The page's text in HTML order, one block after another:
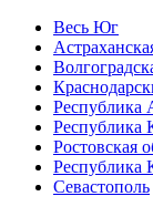
Весь Юг
Республика
Республика
Ростовская
Республика
Севастополь